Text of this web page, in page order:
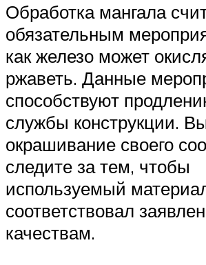
Обработка мангала
обязательным
как железо может
ржаветь. Данные
способствуют
службы конструкции.
окрашивание своего
следите за тем, чтобы
используемый
соответствовал
качествам.